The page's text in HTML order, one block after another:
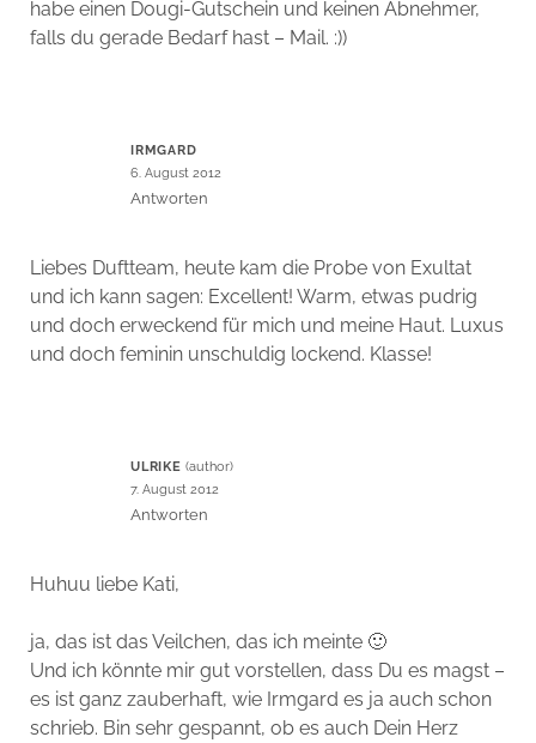
habe einen Dougi-Gutschein und keinen Abnehmer,
falls du gerade Bedarf hast – Mail. :))
IRMGARD
6. August 2012
Antworten
Liebes Duftteam, heute kam die Probe von Exultat
und ich kann sagen: Excellent! Warm, etwas pudrig
und doch erweckend für mich und meine Haut. Luxus
und doch feminin unschuldig lockend. Klasse!
ULRIKE
7. August 2012
Antworten
Huhuu liebe Kati,
ja, das ist das Veilchen, das ich meinte 🙂
Und ich könnte mir gut vorstellen, dass Du es magst –
es ist ganz zauberhaft, wie Irmgard es ja auch schon
schrieb. Bin sehr gespannt, ob es auch Dein Herz